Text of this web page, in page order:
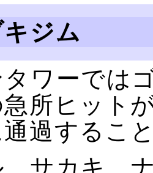
ジム
ワーでは
所ヒット
過するこ
サカキ、